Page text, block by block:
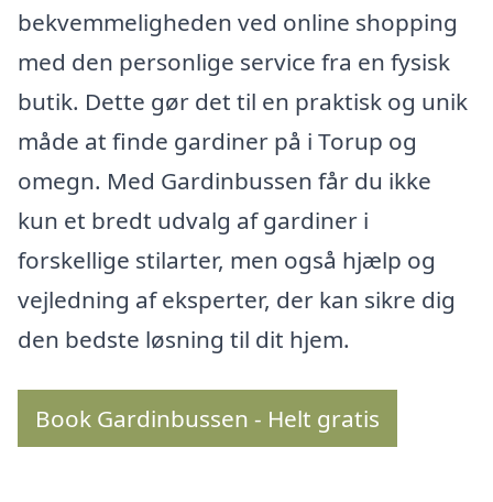
bekvemmeligheden ved online shopping
med den personlige service fra en fysisk
butik. Dette gør det til en praktisk og unik
måde at finde gardiner på i Torup og
omegn. Med Gardinbussen får du ikke
kun et bredt udvalg af gardiner i
forskellige stilarter, men også hjælp og
vejledning af eksperter, der kan sikre dig
den bedste løsning til dit hjem.
Book Gardinbussen - Helt gratis